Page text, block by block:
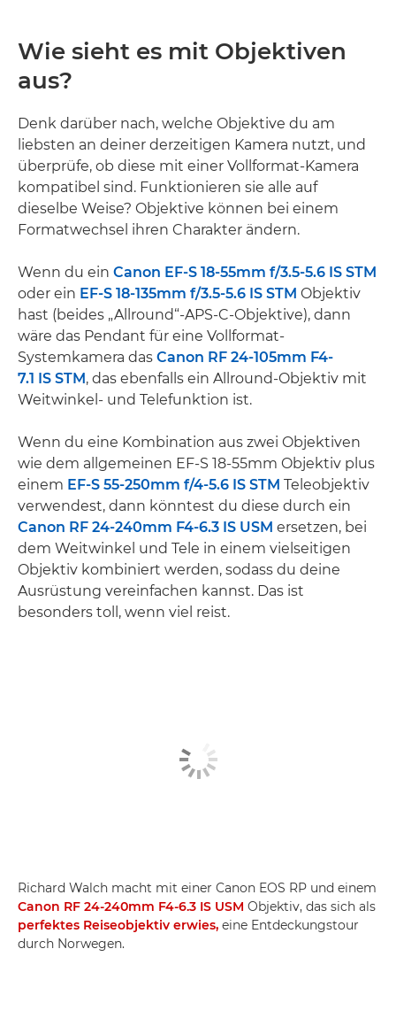
Wie sieht es mit Objektiven
aus?
Denk darüber nach, welche Objektive du am
liebsten an deiner derzeitigen Kamera nutzt, und
überprüfe, ob diese mit einer Vollformat-Kamera
kompatibel sind. Funktionieren sie alle auf
dieselbe Weise? Objektive können bei einem
Formatwechsel ihren Charakter ändern.
Wenn du ein Canon EF-S 18-55mm f/3.5-5.6 IS STM
oder ein EF-S 18-135mm f/3.5-5.6 IS STM Objektiv
hast (beides „Allround“-APS-C-Objektive), dann
wäre das Pendant für eine Vollformat-
Systemkamera das Canon RF 24-105mm F4-
7.1 IS STM, das ebenfalls ein Allround-Objektiv mit
Weitwinkel- und Telefunktion ist.
Wenn du eine Kombination aus zwei Objektiven
wie dem allgemeinen EF-S 18-55mm Objektiv plus
einem EF-S 55-250mm f/4-5.6 IS STM Teleobjektiv
verwendest, dann könntest du diese durch ein
Canon RF 24-240mm F4-6.3 IS USM ersetzen, bei
dem Weitwinkel und Tele in einem vielseitigen
Objektiv kombiniert werden, sodass du deine
Ausrüstung vereinfachen kannst. Das ist
besonders toll, wenn viel reist.
Richard Walch macht mit einer Canon EOS RP und einem
Canon RF 24-240mm F4-6.3 IS USM Objektiv, das sich als
perfektes Reiseobjektiv erwies, eine Entdeckungstour
durch Norwegen.